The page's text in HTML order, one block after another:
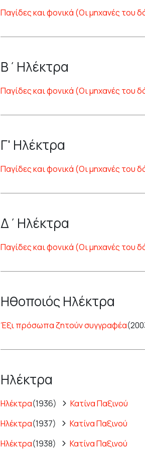
Παγίδες και φονικά (Οι μηχανές του
Β΄Ηλέκτρα
Παγίδες και φονικά (Οι μηχανές του
Γ' Ηλέκτρα
Παγίδες και φονικά (Οι μηχανές του
Δ΄Ηλέκτρα
Παγίδες και φονικά (Οι μηχανές του
Ηθοποιός Ηλέκτρα
Έξι πρόσωπα ζητούν συγγραφέα
Ηλέκτρα
Ηλέκτρα(1936)
Κατίνα Παξινού
Ηλέκτρα(1937)
Κατίνα Παξινού
Ηλέκτρα(1938) Κατίνα Παξινού